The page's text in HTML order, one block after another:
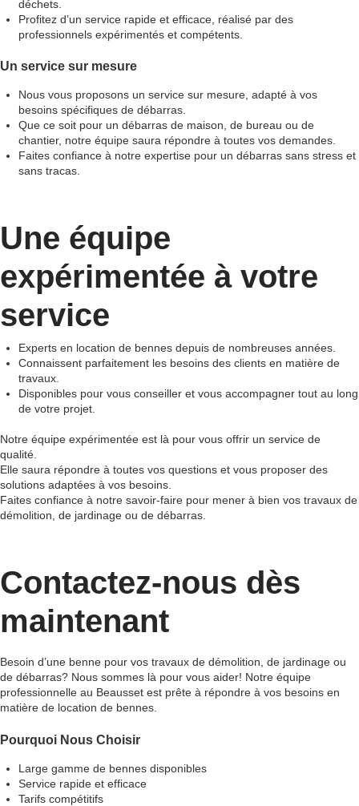
déchets.
Profitez d’un service rapide et efficace, réalisé par des
professionnels expérimentés et compétents.
Un service sur mesure
Nous vous proposons un service sur mesure, adapté à vos
besoins spécifiques de débarras.
Que ce soit pour un débarras de maison, de bureau ou de
chantier, notre équipe saura répondre à toutes vos demandes.
Faites confiance à notre expertise pour un débarras sans stress et
sans tracas.
Une équipe
expérimentée à votre
service
Experts en location de bennes depuis de nombreuses années.
Connaissent parfaitement les besoins des clients en matière de
travaux.
Disponibles pour vous conseiller et vous accompagner tout au long
de votre projet.
Notre équipe expérimentée est là pour vous offrir un service de
qualité.
Elle saura répondre à toutes vos questions et vous proposer des
solutions adaptées à vos besoins.
Faites confiance à notre savoir-faire pour mener à bien vos travaux de
démolition, de jardinage ou de débarras.
Contactez-nous dès
maintenant
Besoin d’une benne pour vos travaux de démolition, de jardinage ou
de débarras? Nous sommes là pour vous aider! Notre équipe
professionnelle au Beausset est prête à répondre à vos besoins en
matière de location de bennes.
Pourquoi Nous Choisir
Large gamme de bennes disponibles
Service rapide et efficace
Tarifs compétitifs